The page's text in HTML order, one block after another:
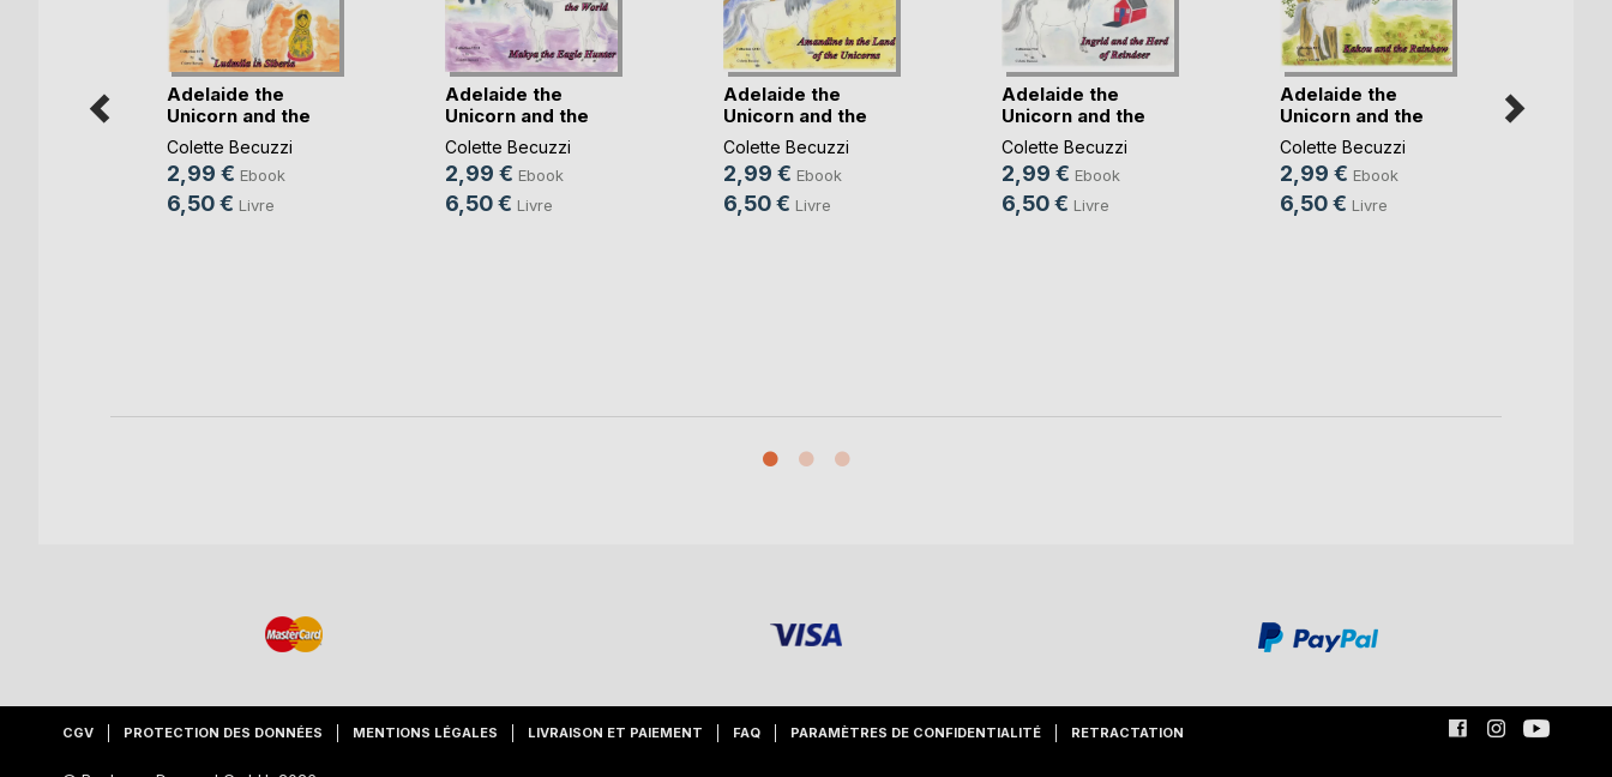
Adelaide the
Unicorn and the
Child(...)
Colette Becuzzi
2,99 € Ebook
6,50 € Livre
Adelaide the
Unicorn and the
Child(...)
Colette Becuzzi
2,99 € Ebook
6,50 € Livre
Adelaide the
Unicorn and the
Child(...)
Colette Becuzzi
2,99 € Ebook
6,50 € Livre
Adelaide the
Unicorn and the
Child(...)
Colette Becuzzi
2,99 € Ebook
6,50 € Livre
Adelaide the
Unicorn and the
Child(...)
Colette Becuzzi
2,99 € Ebook
6,50 € Livre
CGV PROTECTION DES DONNÉES MENTIONS LÉGALES LIVRAISON ET PAIEMENT FAQ PARAMÈTRES DE CONFIDENTIALITÉ RETRACTATION